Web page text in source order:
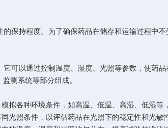
持程度。为了确保药品在储存和运输过程中
可以通过控制温度、湿度、光照等参数，使药
测系统等部分组成。
各种环境条件，如高温、低温、高湿、低湿等
照条件，以评估药品在光照下的稳定性和光敏